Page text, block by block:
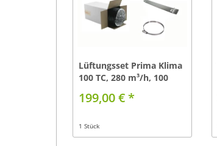
Lüftungsset Prima Klima
100 TC, 280 m³/h, 100
199,00 € *
1 Stück